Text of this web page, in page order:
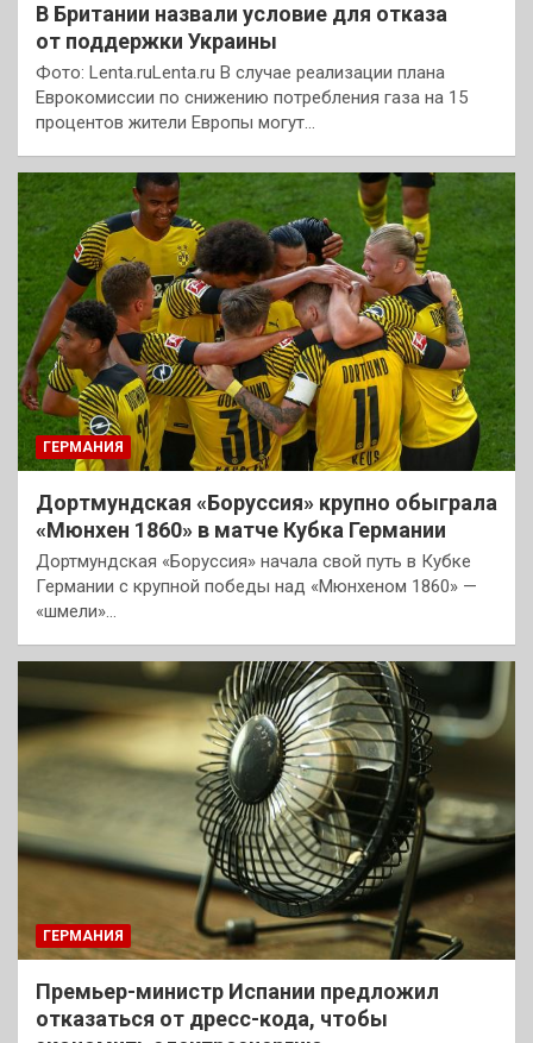
В Британии назвали условие для отказа
от поддержки Украины
Фото: Lenta.ruLenta.ru В случае реализации плана
Еврокомиссии по снижению потребления газа на 15
процентов жители Европы могут…
ГЕРМАНИЯ
Дортмундская «Боруссия» крупно обыграла
«Мюнхен 1860» в матче Кубка Германии
Дортмундская «Боруссия» начала свой путь в Кубке
Германии с крупной победы над «Мюнхеном 1860» —
«шмели»…
ГЕРМАНИЯ
Премьер-министр Испании предложил
отказаться от дресс-кода, чтобы